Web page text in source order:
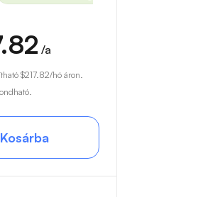
/a
$217.82/hó áron.
Kosárba